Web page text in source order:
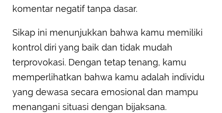
komentar negatif tanpa dasar.
Sikap ini menunjukkan bahwa kamu memiliki
kontrol diri yang baik dan tidak mudah
terprovokasi. Dengan tetap tenang, kamu
memperlihatkan bahwa kamu adalah individu
yang dewasa secara emosional dan mampu
menangani situasi dengan bijaksana.